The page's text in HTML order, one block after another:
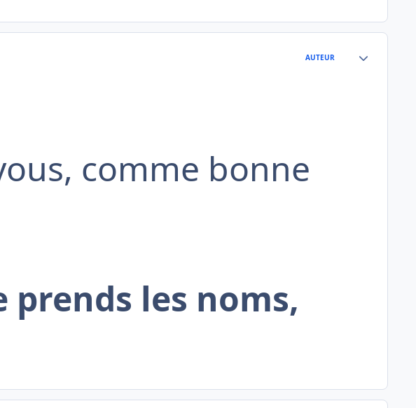
AUTEUR
comme bonne
prends les noms,